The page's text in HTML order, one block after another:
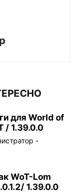
для World of
/ 1.39.0.0
-
WoT-Lom
1.39.0.0